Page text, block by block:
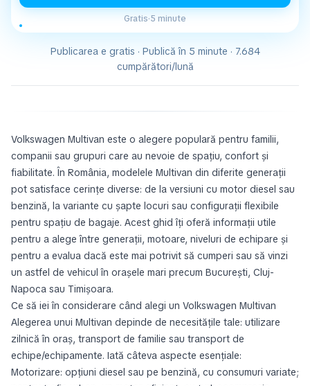
Gratis·5 minute
Publicarea e gratis · Publică în 5 minute · 7.684
cumpărători/lună
Volkswagen Multivan este o alegere populară pentru familii,
companii sau grupuri care au nevoie de spațiu, confort și
fiabilitate. În România, modelele Multivan din diferite generații
pot satisface cerințe diverse: de la versiuni cu motor diesel sau
benzină, la variante cu șapte locuri sau configurații flexibile
pentru spațiu de bagaje. Acest ghid îți oferă informații utile
pentru a alege între generații, motoare, niveluri de echipare și
pentru a evalua dacă este mai potrivit să cumperi sau să vinzi
un astfel de vehicul în orașele mari precum București, Cluj-
Napoca sau Timișoara.
Ce să iei în considerare când alegi un Volkswagen Multivan
Alegerea unui Multivan depinde de necesitățile tale: utilizare
zilnică în oraș, transport de familie sau transport de
echipe/echipamente. Iată câteva aspecte esențiale:
Motorizare: opțiuni diesel sau pe benzină, cu consumuri variate;